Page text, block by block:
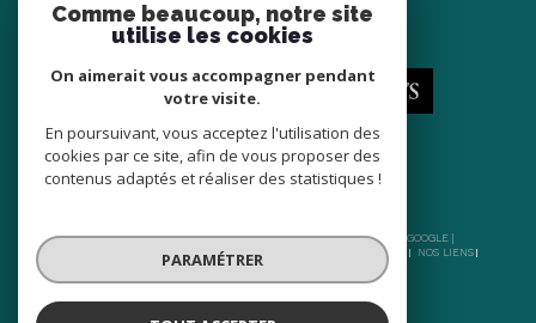
Nous
ADHÉRONS
© 2026 | TOUS DROITS RÉSERVÉS | TRADUCTION POWERED BY GOOGLE |
PLAN DU SITE ADMIN
NOS LIENS
POLITIQUE RGPD
Comme beaucoup, notre site
utilise les cookies
On aimerait vous accompagner pendant
votre visite.
En poursuivant, vous acceptez l'utilisation des
cookies par ce site, afin de vous proposer des
contenus adaptés et réaliser des statistiques !
PARAMÉTRER